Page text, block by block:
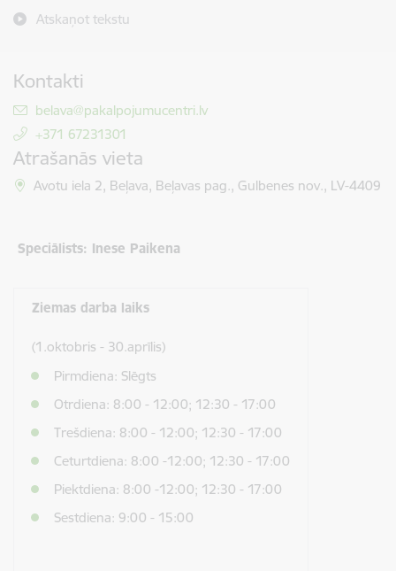
Atskaņot tekstu
Kontakti
E-pasts:
belava@pakalpojumucentri.lv
+371 67231301
Atrašanās vieta
Avotu iela 2, Beļava, Beļavas pag., Gulbenes nov., LV-4409
Speciālists: Inese Paikena
Ziemas darba laiks
(1.oktobris - 30.aprīlis)
Pirmdiena: Slēgts
Otrdiena: 8:00 - 12:00; 12:30 - 17:00
Trešdiena: 8:00 - 12:00; 12:30 - 17:00
Ceturtdiena: 8:00 -12:00; 12:30 - 17:00
Piektdiena: 8:00 -12:00; 12:30 - 17:00
Sestdiena: 9:00 - 15:00